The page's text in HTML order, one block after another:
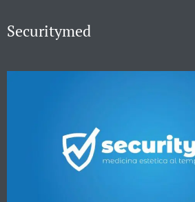
Securitymed